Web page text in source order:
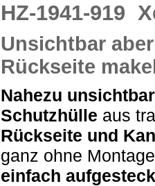
HZ-1941-919
Unsichtbar
Rückseite
Nahezu
Schutzhülle aus
Rückseite und
ganz ohne
einfach